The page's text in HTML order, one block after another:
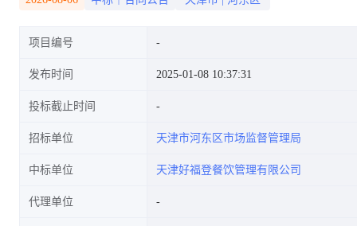
项目编号
发布时间 2025-01-08 10:37:31
投标截止时间
招标单位 天津市河东区市场监督管理局
中标单位 天津好福登餐饮管理有限公司
代理单位